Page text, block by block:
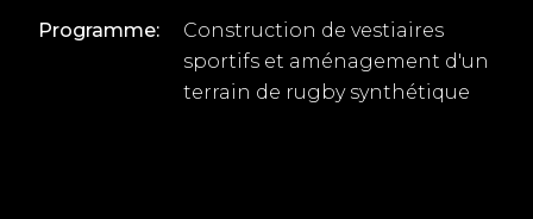
Programme:
Construction de vestiaires
sportifs et aménagement d'un
terrain de rugby synthétique